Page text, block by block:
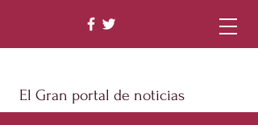
El Gran portal de noticias